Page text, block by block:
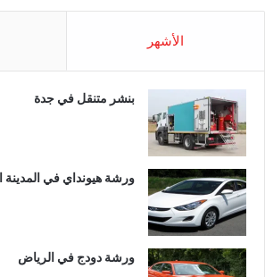
الأشهر
بنشر متنقل في جدة
ورشة هيونداي في المدينة
ورشة دودج في الرياض